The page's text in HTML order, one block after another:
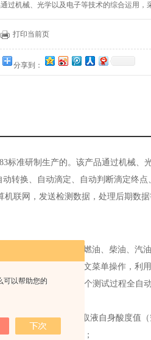
可以帮助您的
过机械、光学以及电子等技术的综合运用，
实现多样品自动转换、自动滴定、自动判断
能，该系统稳定可靠，并配有RS232通讯接口
打印当前页
分享到：
标准研制生产的。该产品通过机械、
转换、自动滴定、自动判断滴定终点
联网，发送检测数据，处理后期数据
、汽轮机油、抗燃油、柴油、汽油
幕液晶显示、中文菜单操作，利用
打印结果等功能，整个测试过程全自
动标定并扣除萃取液自身酸度值（
，提高了测量准确性；